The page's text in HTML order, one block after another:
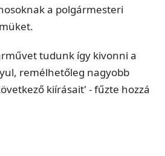
a polgármesteri
tudunk így kivonni a
remélhetőleg nagyobb
kiírásait' - fűzte hozzá